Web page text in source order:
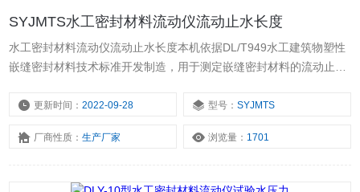
SYJMTS水工密封材料流动仪流动止水长度
水工密封材料流动仪流动止水长度本机依据DL/T949水工建筑物塑性
嵌缝密封材料技术标准开发制造，用于测定嵌缝密封材料的流动止水
更新时间：2022-09-28 型号：SYJMTS
厂商性质：生产厂家 浏览量： 1701